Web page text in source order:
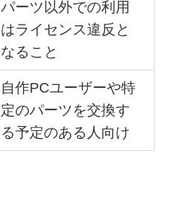
パーツ以外での利用
はライセンス違反と
なること
自作PCユーザーや特
定のパーツを交換す
る予定のある人向け